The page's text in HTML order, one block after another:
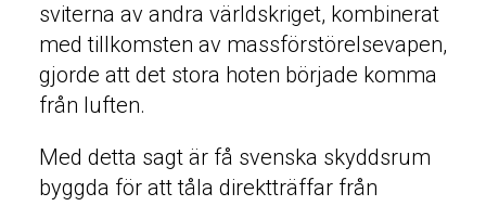
sviterna av andra världskriget, kombinerat
med tillkomsten av massförstörelsevapen,
gjorde att det stora hoten började komma
från luften.
Med detta sagt är få svenska skyddsrum
byggda för att tåla direktträffar från